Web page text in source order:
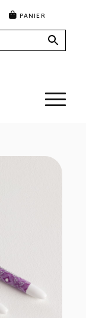
PANIER